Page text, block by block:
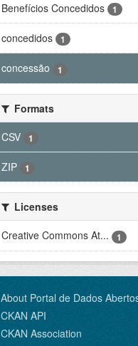
Benefícios Concedidos
1
concedidos 1
concessão 1
Formats
CSV
1
ZIP 1
Licenses
Creative Commons At...
1
About Portal de Dados
CKAN API
CKAN Association